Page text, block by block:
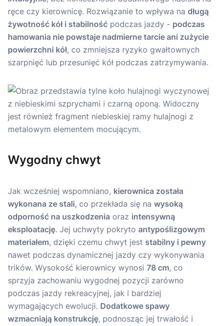
ręce czy kierownicę. Rozwiązanie to wpływa na długą
żywotność kół i stabilność podczas jazdy - podczas
hamowania nie powstaje nadmierne tarcie ani zużycie
powierzchni kół, co zmniejsza ryzyko gwałtownych
szarpnięć lub przesunięć kół podczas zatrzymywania.
Wygodny chwyt
Jak wcześniej wspomniano, kierownica została
wykonana ze stali, co przekłada się na wysoką
odporność na uszkodzenia oraz intensywną
eksploatację. Jej uchwyty pokryto antypoślizgowym
materiałem, dzięki czemu chwyt jest stabilny i pewny
nawet podczas dynamicznej jazdy czy wykonywania
trików. Wysokość kierownicy wynosi 78 cm, co
sprzyja zachowaniu wygodnej pozycji zarówno
podczas jazdy rekreacyjnej, jak i bardziej
wymagających ewolucji. Dodatkowe spawy
wzmacniają konstrukcję, podnosząc jej trwałość i